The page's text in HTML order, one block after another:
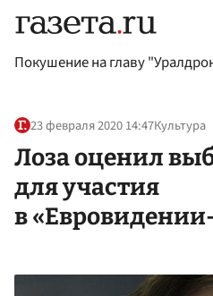
Покушение на главу
23 февраля 2020 14:47Культура
Лоза оценил
для участия
в